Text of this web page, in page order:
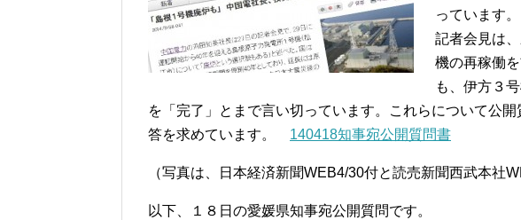
っています
記者会見は
機の再稼働
も、伊方３
を「完了」とまで言い切っています。これらについて公
答を求めています。 140418知事宛公開質問書
（写真は、日本経済新聞WEB4/30付と読売新聞西武本社
以下、１８日の愛媛県知事宛公開質問です。